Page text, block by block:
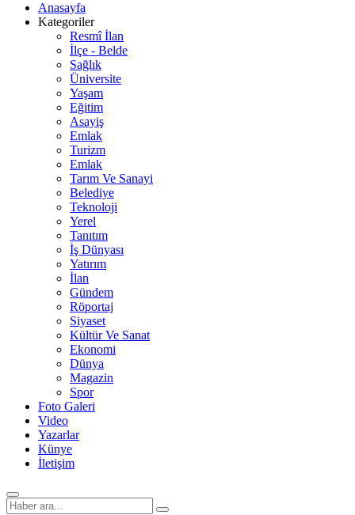
Anasayfa
Kategoriler
Resmî İlan
İlçe - Belde
Sağlık
Üniversite
Yaşam
Eğitim
Asayiş
Emlak
Turizm
Emlak
Tarım Ve Sanayi
Belediye
Teknoloji
Yerel
Tanıtım
İş Dünyası
Yatırım
İlan
Gündem
Röportaj
Siyaset
Kültür Ve Sanat
Ekonomi
Dünya
Magazin
Spor
Foto Galeri
Video
Yazarlar
Künye
İletişim